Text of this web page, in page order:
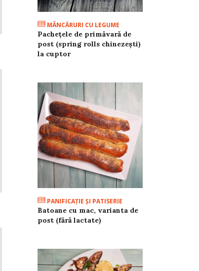
MÂNCĂRURI CU LEGUME
Pachețele de primăvară de
post (spring rolls chinezești)
la cuptor
PANIFICAŢIE ŞI PATISERIE
Batoane cu mac, varianta de
post (fără lactate)